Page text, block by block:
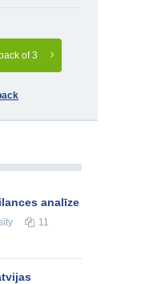
of 3
analīze
11